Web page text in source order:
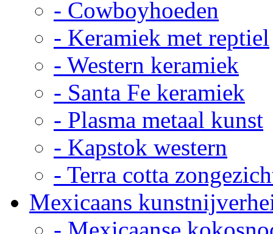
- Cowboyhoeden
- Keramiek met reptiel
- Western keramiek
- Santa Fe keramiek
- Plasma metaal kunst
- Kapstok western
- Terra cotta
Mexicaans